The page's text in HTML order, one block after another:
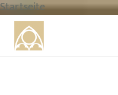
Startseite